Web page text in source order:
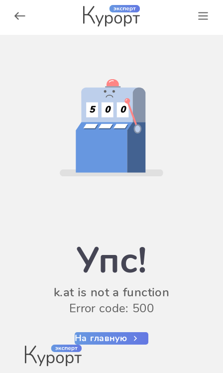
5 0 0
Упс!
k.at is not a function
Error code: 500
На главную